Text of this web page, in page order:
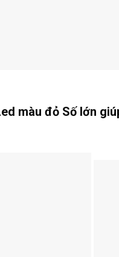
màu đỏ Số lớn